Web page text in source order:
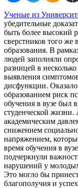
Ученые из
убедительные
быть более высокий
сверстников того
образования. В
людей заполняли
разницей в
выявления
дисфункции.
образованием риск
обучения в вузе был
студенческой жизни.
академическим
снижением
напряжением,
время обучения в
подчеркнули
нарушений у
Это могло бы
благополучия и